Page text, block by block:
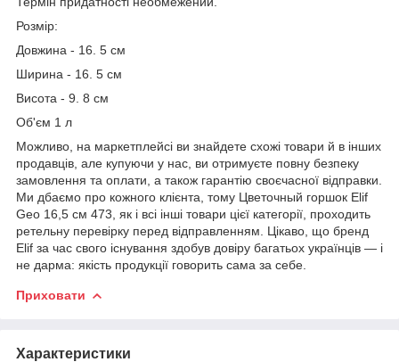
Розмір:
Довжина - 16. 5 см
Ширина - 16. 5 см
Висота - 9. 8 см
Об'єм 1 л
Можливо, на маркетплейсі ви знайдете схожі товари й в інших
продавців, але купуючи у нас, ви отримуєте повну безпеку
замовлення та оплати, а також гарантію своєчасної відправки.
Ми дбаємо про кожного клієнта, тому Цветочный горшок Elif
Geo 16,5 см 473, як і всі інші товари цієї категорії, проходить
ретельну перевірку перед відправленням. Цікаво, що бренд
Elif за час свого існування здобув довіру багатьох українців — і
не дарма: якість продукції говорить сама за себе.
Приховати
Характеристики